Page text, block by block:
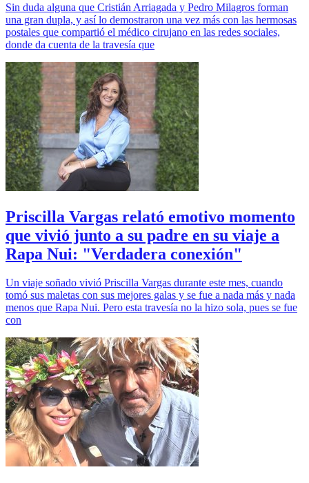
Sin duda alguna que Cristián Arriagada y Pedro Milagros forman
una gran dupla, y así lo demostraron una vez más con las hermosas
postales que compartió el médico cirujano en las redes sociales,
donde da cuenta de la travesía que
Priscilla Vargas relató emotivo momento
que vivió junto a su padre en su viaje a
Rapa Nui: "Verdadera conexión"
Un viaje soñado vivió Priscilla Vargas durante este mes, cuando
tomó sus maletas con sus mejores galas y se fue a nada más y nada
menos que Rapa Nui. Pero esta travesía no la hizo sola, pues se fue
con